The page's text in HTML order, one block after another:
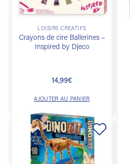
LOISIRS CRÉATIFS
Crayons de cire Ballerines –
Inspired by Djeco
14,99€
AJOUTER AU PANIER
Ajouter
à la
liste de